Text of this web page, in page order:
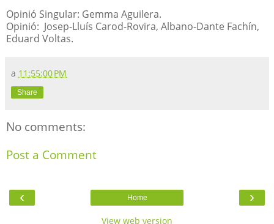
Opinió Singular: Gemma Aguilera.
Opinió: Josep-Lluís Carod-Rovira, Albano-Dante Fachín,
Eduard Voltas.
a 11:55:00 PM
Share
No comments:
Post a Comment
‹ ›
Home
View web version